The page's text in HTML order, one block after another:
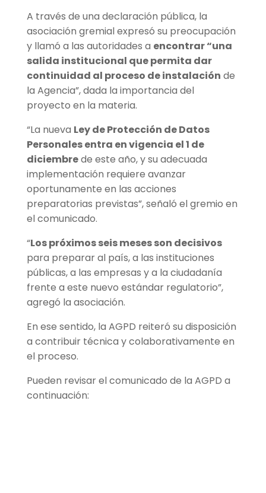
A través de una declaración pública, la
asociación gremial expresó su preocupación
y llamó a las autoridades a encontrar “una
salida institucional que permita dar
continuidad al proceso de instalación de
la Agencia”, dada la importancia del
proyecto en la materia.
“La nueva Ley de Protección de Datos
Personales entra en vigencia el 1 de
diciembrede este año, y su adecuada
implementación requiere avanzar
oportunamente en las acciones
preparatorias previstas”, señaló el gremio en
el comunicado.
“Los próximos seis meses son decisivos
para preparar al país, a las instituciones
públicas, a las empresas y a la ciudadanía
frente a este nuevo estándar regulatorio”,
agregó la asociación.
En ese sentido, la AGPD reiteró su disposición
a contribuir técnica y colaborativamente en
el proceso.
Pueden revisar el comunicado de la AGPD a
continuación: